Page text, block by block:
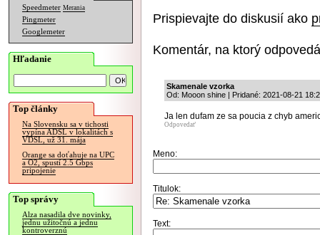
Speedmeter Merania
Pingmeter
Googlemeter
Hľadanie
Top články
Na Slovensku sa v tichosti
vypína ADSL v lokalitách s
VDSL, už 31. mája
Orange sa doťahuje na UPC
a O2, spustí 2.5 Gbps
pripojenie
Top správy
Alza nasadila dve novinky,
jednu užitočnú a jednu
kontroverznú
Prispievajte do diskusií ako
Komentár, na ktorý
Skamenale vzorka
Od: Mooon shine | Pridané: 2021-08-21
Ja len dufam ze sa poucia z chyb
Odpovedať
Meno:
Titulok:
Text: